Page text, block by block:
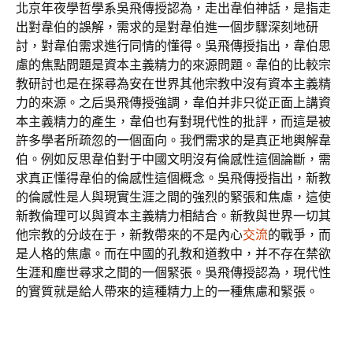
北京年夜學哲學系吳飛傳授認為，走出韋伯神話，是指走
出對韋伯的誤解，需求的是對韋伯進一個步驟深刻地研
討，對韋伯需求進行同情的懂得。吳飛傳授指出，韋伯思
慮的焦點問題是資本主義精力的來源問題。韋伯的比較宗
教研討也是在探尋為安在世界其他宗教中沒有資本主義精
力的來源。之后吳飛傳授強調，韋伯并非只從正面上講資
本主義精力的產生，韋伯也有對現代性的批評，而這是被
許多學者所疏忽的一個面向。我們需求的是真正地輿解韋
伯。例如反思韋伯對于中國文明沒有倫感性這個論斷，需
求真正懂得韋伯的倫感性這個概念。吳飛傳授指出，新教
的倫感性是人與現實生涯之間的強烈的緊張和焦慮，這使
新教倫理可以與資本主義精力相結合。新教與世界一切其
他宗教的分歧在于，新教帶來的不是內心交流的戰爭，而
是人格的焦慮。而在中國的孔教和道教中，并不存在禁欲
生涯和塵世尋求之間的一個緊張。吳飛傳授認為，現代性
的實質就是給人帶來的這種精力上的一種焦慮和緊張。